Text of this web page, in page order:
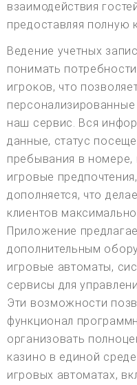
взаимодействия
предоставляя полную
Ведение учетных
понимать
игроков, что
наш сервис. Вся
данные, статус
пребывания в номере,
игровые
дополняется, что
клиентов
Приложение
дополнительным
игровые автоматы,
сервисы для
Эти возможности
функционал
организовать
казино в единой
игровых автоматах,